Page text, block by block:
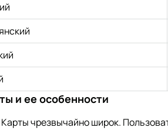
и ее особенности
чрезвычайно широк.